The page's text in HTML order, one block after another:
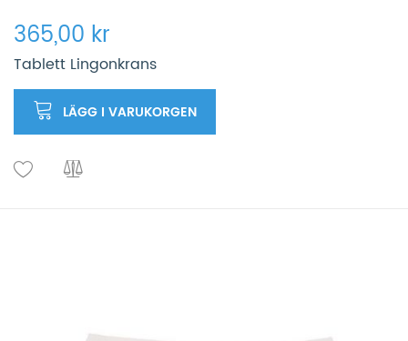
365,00 kr
Tablett Lingonkrans
LÄGG I VARUKORGEN